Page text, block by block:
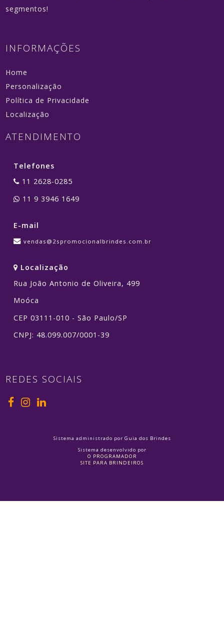
segmentos!
INFORMAÇÕES
Home
Personalização
Política de Privacidade
Localização
ATENDIMENTO
Telefones
11 2628-0285
11 9 3946 1649
E-mail
vendas@2spromocionalbrindes.com.br
Localização
Rua João Antonio de Oliveira, 499
Moóca
CEP 03111-010 - São Paulo/SP
CNPJ: 48.099.007/0001-39
REDES SOCIAIS
Sistema administrado por Guia dos Brindes
Sistema desenvolvido por
O PROGRAMADOR
SITE PARA BRINDEIROS